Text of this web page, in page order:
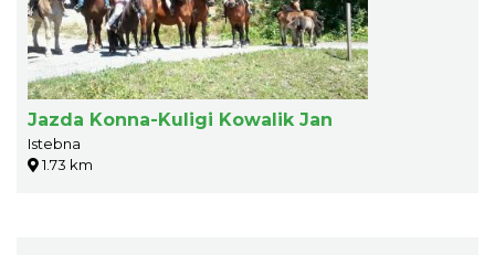
Jazda Konna-Kuligi Kowalik Jan
Istebna
1.73 km